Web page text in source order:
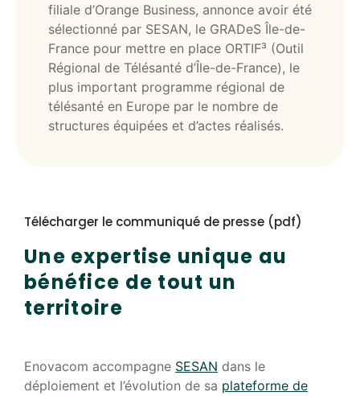
filiale d’Orange Business, annonce avoir été
sélectionné par SESAN, le GRADeS Île-de-
France pour mettre en place ORTIF³ (Outil
Régional de Télésanté d’Île-de-France), le
plus important programme régional de
télésanté en Europe par le nombre de
structures équipées et d’actes réalisés.
Télécharger le communiqué de presse (pdf)
Une expertise unique au
bénéfice de tout un
territoire
Enovacom accompagne SESAN dans le
déploiement et l’évolution de sa plateforme de